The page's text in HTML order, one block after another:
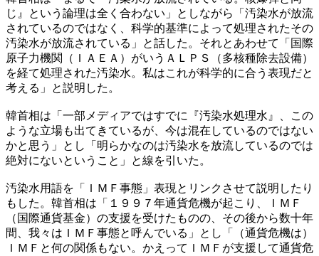
じ』という論理は全く合わない」としながら「汚染水が放流
されているのではなく、科学的基準によって処理されたその
汚染水が放流されている」と話した。それとあわせて「国際
原子力機関（ＩＡＥＡ）がいうＡＬＰＳ（多核種除去設備）
を経て処理された汚染水。私はこれが科学的に合う表現だと
考える」と説明した。
韓首相は「一部メディアではすでに『汚染水処理水』、この
ような立場も出てきているが、今は混在しているのではない
かと思う」とし「明らかなのは汚染水を放流しているのでは
絶対にないということ」と線を引いた。
汚染水用語を「ＩＭＦ事態」表現とリンクさせて説明したり
もした。韓首相は「１９９７年通貨危機が起こり、ＩＭＦ
（国際通貨基金）の支援を受けたものの、その後から数十年
間、我々はＩＭＦ事態と呼んでいる」とし「（通貨危機は）
ＩＭＦと何の関係もない。かえってＩＭＦが支援して通貨危